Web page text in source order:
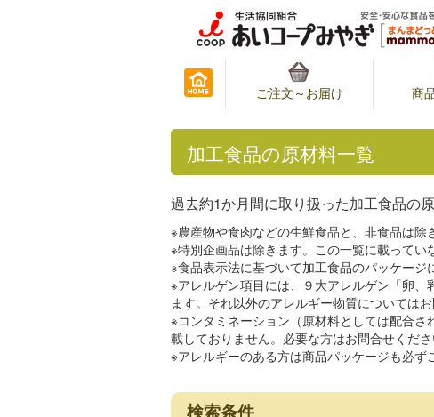
ご注文～お届け 商
加工食品の原材料一覧
過去約1か月間に取り扱った加工食品の
※農産物や食肉などの生鮮食品と、非食品は除
※特別企画品は除きます。この一覧に載ってい
※食品表示法に基づいて加工食品のパッケージ
※アレルゲン項目には、９大アレルゲン「卵
ます。それ以外のアレルギー物質についてはお
※コンタミネーション（原材料としては配合
載しておりません。必要な方はお問合せくださ
※アレルギーのある方は商品パッケージも必ず
検索条件